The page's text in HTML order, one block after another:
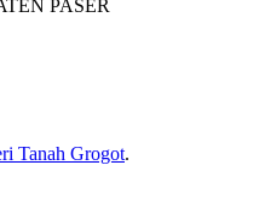
PASER
Tanah Grogot.